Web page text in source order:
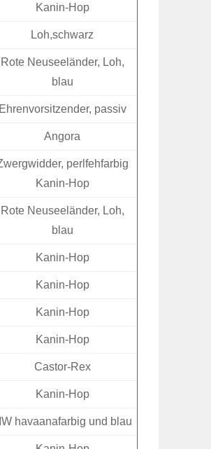
Kanin-Hop
Loh,schwarz
Rote Neuseeländer, Loh,
blau
Ehrenvorsitzender, passiv
Angora
perlfehfarbig
Kanin-Hop
Rote Neuseeländer, Loh,
blau
Kanin-Hop
Kanin-Hop
Kanin-Hop
Kanin-Hop
Castor-Rex
Kanin-Hop
havaanafarbig und blau